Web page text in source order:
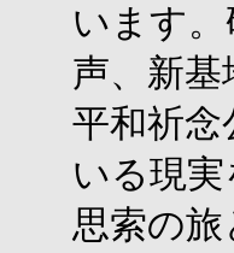
います
声、新
平和祈
いる現
思索の旅